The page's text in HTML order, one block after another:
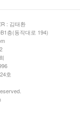
: 김태환
층(동작대로 194)
호